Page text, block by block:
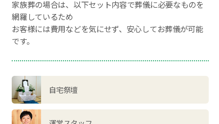
家族葬の場合は、以下セット内容で葬儀に必要なものを
網羅しているため
お客様には費用などを気にせず、安心してお葬儀が可能
です。
自宅祭壇